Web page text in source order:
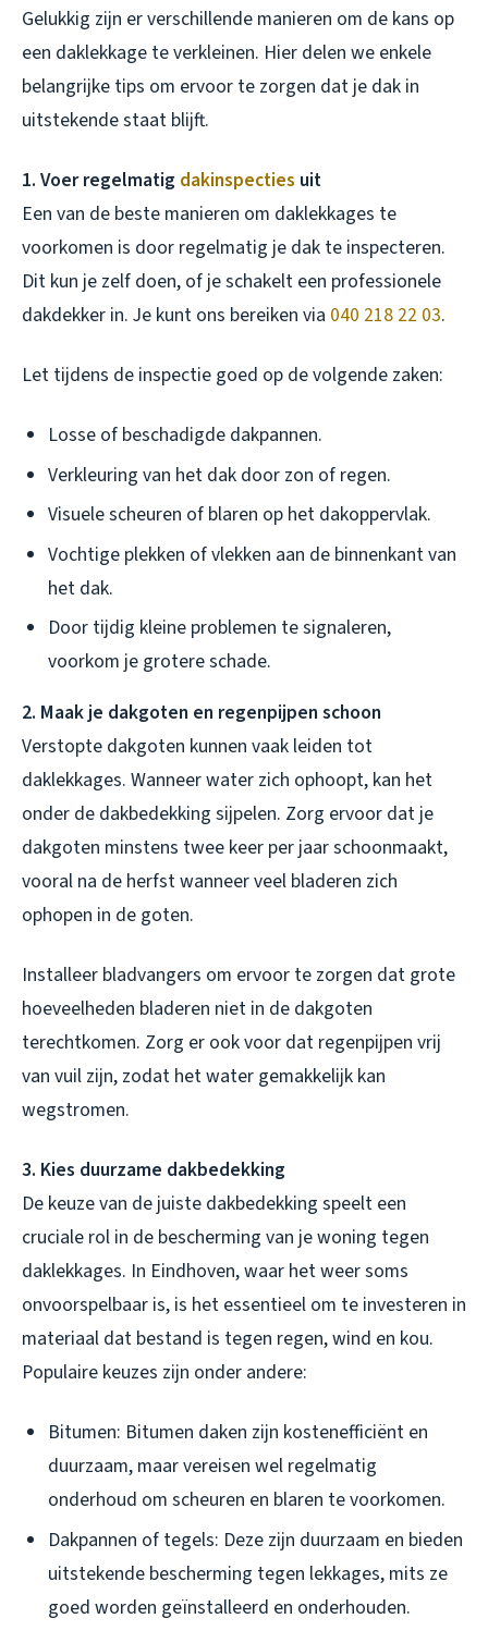
Gelukkig zijn er verschillende manieren om de kans op
een daklekkage te verkleinen. Hier delen we enkele
belangrijke tips om ervoor te zorgen dat je dak in
uitstekende staat blijft.
1. Voer regelmatig dakinspecties uit
Een van de beste manieren om daklekkages te
voorkomen is door regelmatig je dak te inspecteren.
Dit kun je zelf doen, of je schakelt een professionele
dakdekker in. Je kunt ons bereiken via 040 218 22 03.
Let tijdens de inspectie goed op de volgende zaken:
Losse of beschadigde dakpannen.
Verkleuring van het dak door zon of regen.
Visuele scheuren of blaren op het dakoppervlak.
Vochtige plekken of vlekken aan de binnenkant van
het dak.
Door tijdig kleine problemen te signaleren,
voorkom je grotere schade.
2. Maak je dakgoten en regenpijpen schoon
Verstopte dakgoten kunnen vaak leiden tot
daklekkages. Wanneer water zich ophoopt, kan het
onder de dakbedekking sijpelen. Zorg ervoor dat je
dakgoten minstens twee keer per jaar schoonmaakt,
vooral na de herfst wanneer veel bladeren zich
ophopen in de goten.
Installeer bladvangers om ervoor te zorgen dat grote
hoeveelheden bladeren niet in de dakgoten
terechtkomen. Zorg er ook voor dat regenpijpen vrij
van vuil zijn, zodat het water gemakkelijk kan
wegstromen.
3. Kies duurzame dakbedekking
De keuze van de juiste dakbedekking speelt een
cruciale rol in de bescherming van je woning tegen
daklekkages. In Eindhoven, waar het weer soms
onvoorspelbaar is, is het essentieel om te investeren in
materiaal dat bestand is tegen regen, wind en kou.
Populaire keuzes zijn onder andere:
Bitumen: Bitumen daken zijn kostenefficiënt en
duurzaam, maar vereisen wel regelmatig
onderhoud om scheuren en blaren te voorkomen.
Dakpannen of tegels: Deze zijn duurzaam en bieden
uitstekende bescherming tegen lekkages, mits ze
goed worden geïnstalleerd en onderhouden.